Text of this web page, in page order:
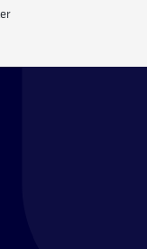
den optimale
er betrukket i
praktiske
stroppen på
alt fra